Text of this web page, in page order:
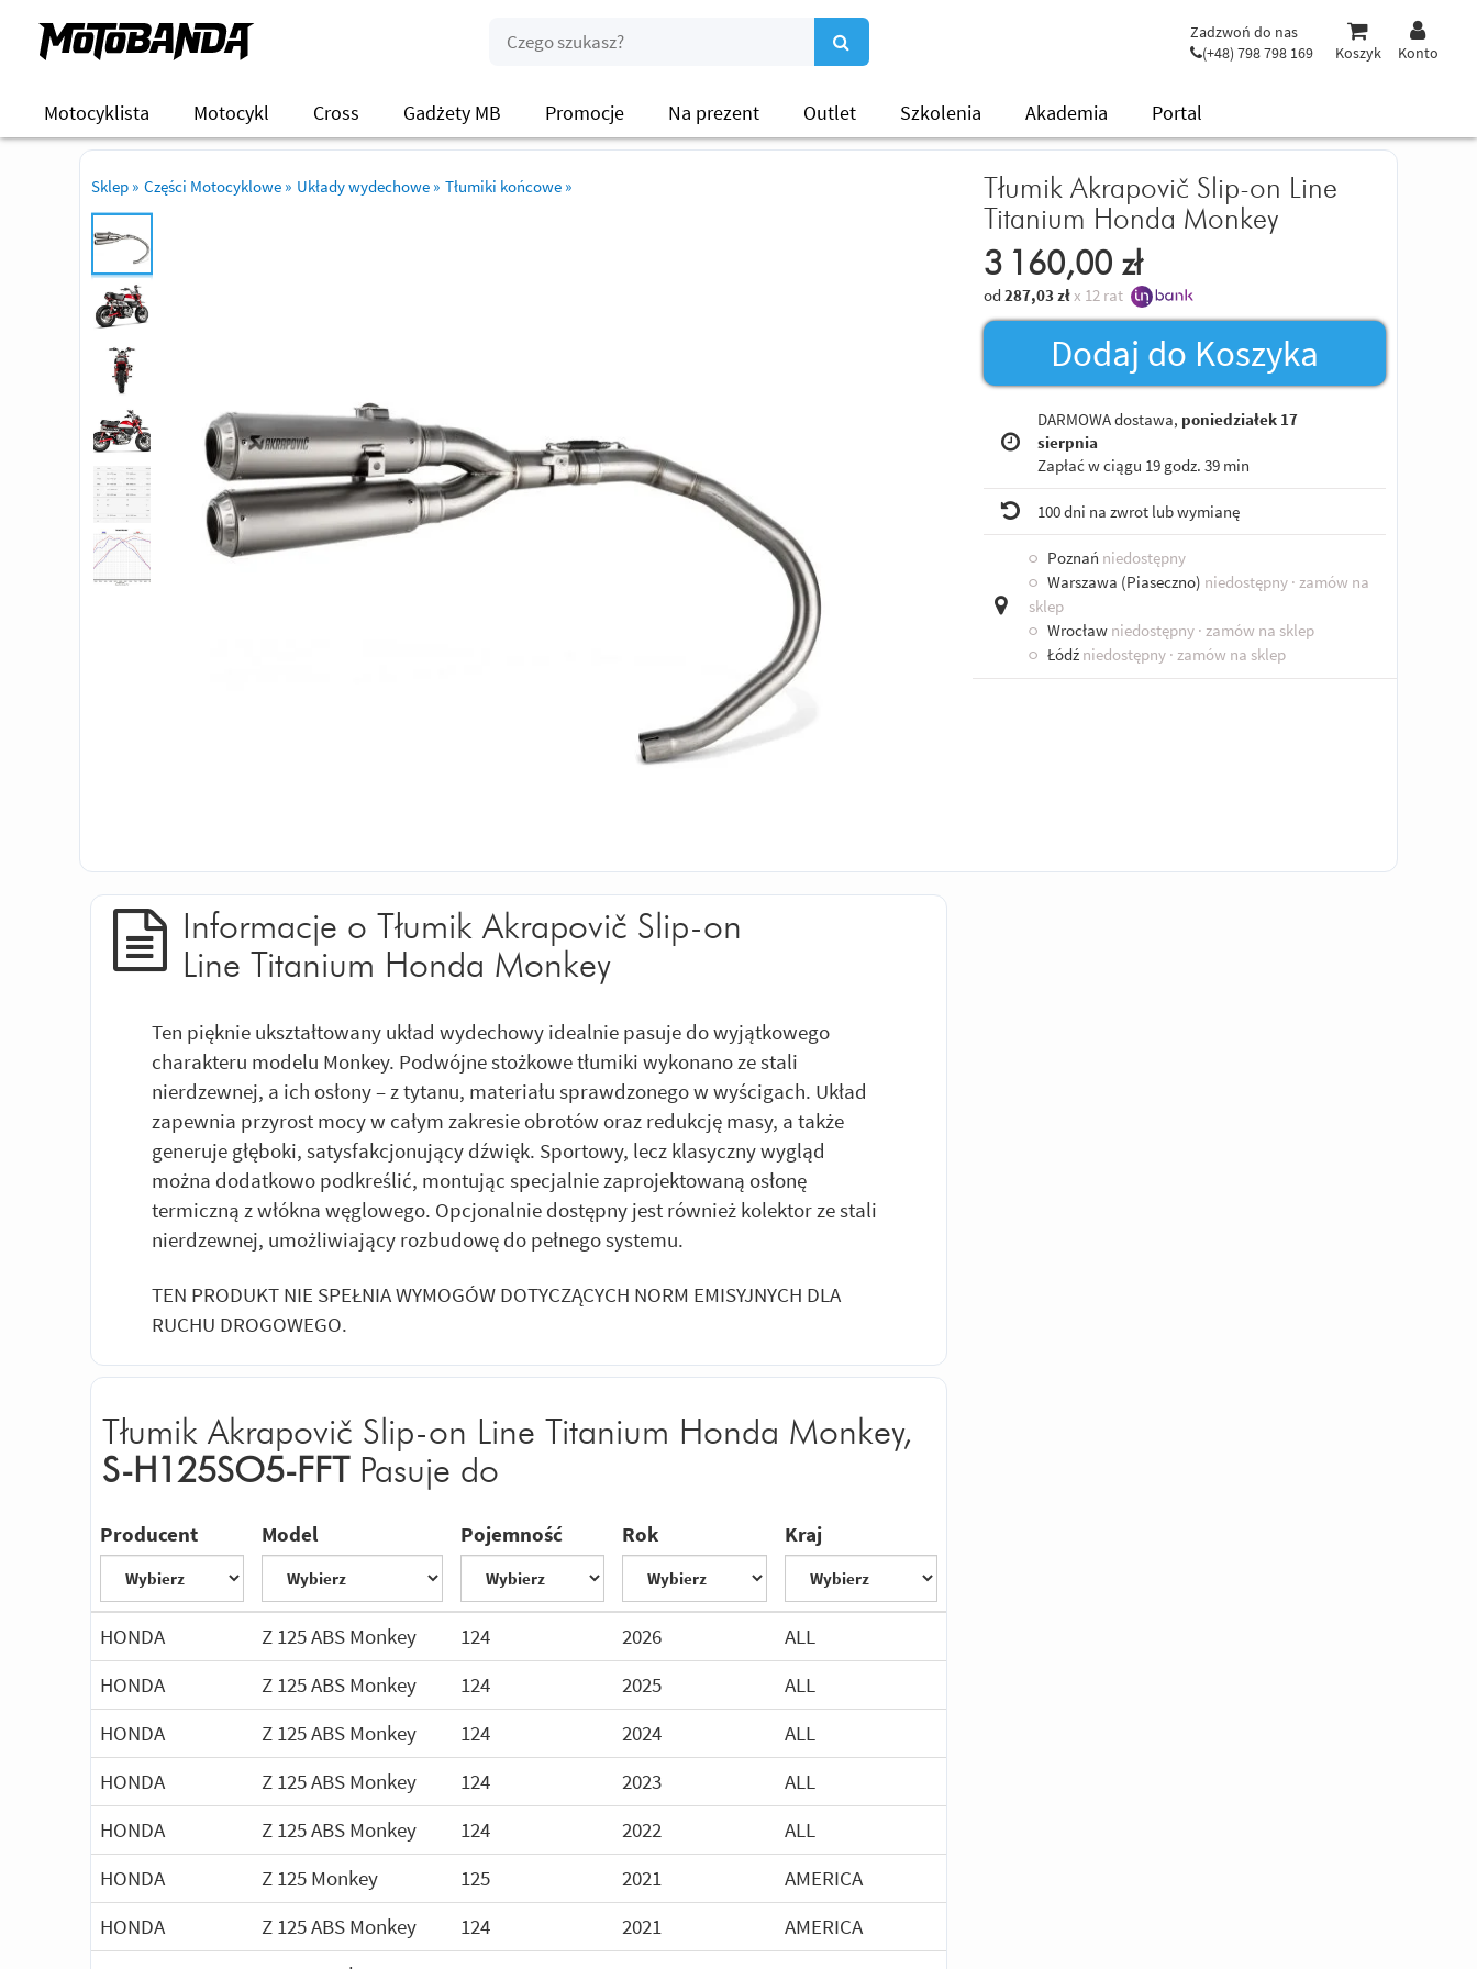
Zadzwoń do nas
(+48) 798 798 169
Koszyk Konto
Motocyklista Motocykl Cross Gadżety MB Promocje Na prezent Outlet Szkolenia Akademia Portal
Sklep » Części Motocyklowe » Układy wydechowe » Tłumiki końcowe »
Tłumik Akrapovič Slip-on Line
Titanium Honda Monkey
3 160,00 zł
od 287,03 zł x 12 rat
Dodaj do Koszyka
DARMOWA dostawa, poniedziałek 17
sierpnia
Zapłać w ciągu 19 godz. 39 min
100 dni na zwrot lub wymianę
○ Poznań niedostępny
○ Warszawa (Piaseczno) niedostępny · zamów na
sklep
○ Wrocław niedostępny · zamów na sklep
○ Łódź niedostępny · zamów na sklep
Informacje o Tłumik Akrapovič Slip-on
Line Titanium Honda Monkey
Ten pięknie ukształtowany układ wydechowy idealnie pasuje do wyjątkowego
charakteru modelu Monkey. Podwójne stożkowe tłumiki wykonano ze stali
nierdzewnej, a ich osłony – z tytanu, materiału sprawdzonego w wyścigach. Układ
zapewnia przyrost mocy w całym zakresie obrotów oraz redukcję masy, a także
generuje głęboki, satysfakcjonujący dźwięk. Sportowy, lecz klasyczny wygląd
można dodatkowo podkreślić, montując specjalnie zaprojektowaną osłonę
termiczną z włókna węglowego. Opcjonalnie dostępny jest również kolektor ze stali
nierdzewnej, umożliwiający rozbudowę do pełnego systemu.
TEN PRODUKT NIE SPEŁNIA WYMOGÓW DOTYCZĄCYCH NORM EMISYJNYCH DLA
RUCHU DROGOWEGO.
Tłumik Akrapovič Slip-on Line Titanium Honda Monkey,
S-H125SO5-FFTPasuje do
Producent Model Pojemność Rok Kraj
HONDA Z 125 ABS Monkey 124 2026
ALL
HONDA
Z 125 ABS Monkey 124 2025
ALL
HONDA
Z 125 ABS Monkey 124 2024
ALL
HONDA
Z 125 ABS Monkey 124 2023
ALL
HONDA
Z 125 ABS Monkey 124 2022
ALL
HONDA
Z 125 Monkey 125 2021
AMERICA
HONDA
Z 125 ABS Monkey 124 2021
AMERICA